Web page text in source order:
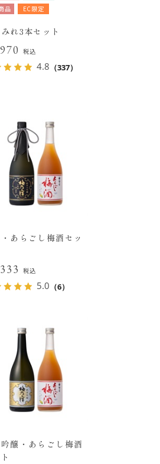
品
EC限定
れ3本セット
税込
4.8 （337）
あらごし梅酒セッ
税込
5.0 （6）
醸・あらごし梅酒